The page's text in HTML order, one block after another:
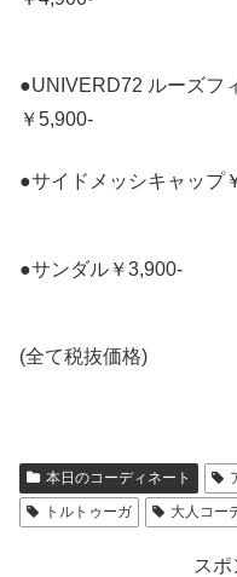
●UNIVERD72 ルーズフ
￥5,900-
●サイドメッシキャップ
●サンダル￥3,900-
(全て税抜価格)
本日のコーディネート
トルトゥーガ
大人コー
スポ